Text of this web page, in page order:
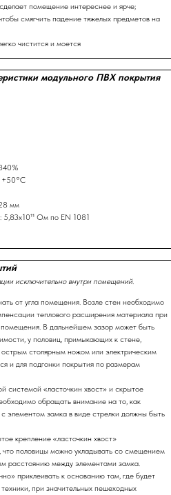
помещение интереснее и ярче;
смягчить падение тяжелых предметов на
чистится и моется
модульного ПВХ покрытия
+50°С
мм
5,83х10¹¹ Ом по EN 1081
исключительно внутри помещений.
от угла помещения. Возле стен необходимо
теплового расширения материала при
В дальнейшем зазор может быть
у половиц, примыкающих к стене,
столярным ножом или электрическим
и для подгонки покрытия по размерам
системой «ласточкин хвост» и скрытое
обращать внимание на то, как
элементом замка в виде стрелки должны быть
крепление «ласточкин хвост»
половицы можно укладывать со смещением
расстоянию между элементами замка.
приклеивать к основанию там, где будет
при значительных пешеходных